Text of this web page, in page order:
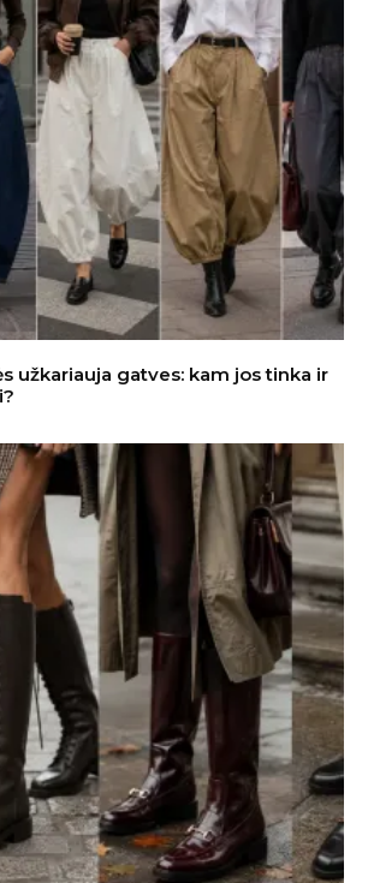
užkariauja gatves: kam jos tinka ir